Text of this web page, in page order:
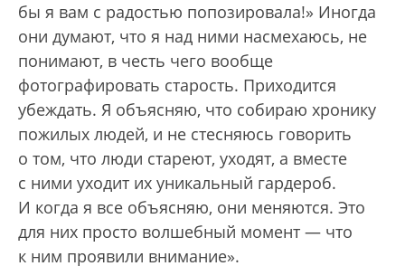
бы я вам с радостью попозировала!» Иногда
они думают, что я над ними насмехаюсь, не
понимают, в честь чего вообще
фотографировать старость. Приходится
убеждать. Я объясняю, что собираю хронику
пожилых людей, и не стесняюсь говорить
о том, что люди стареют, уходят, а вместе
с ними уходит их уникальный гардероб.
И когда я все объясняю, они меняются. Это
для них просто волшебный момент — что
к ним проявили внимание».